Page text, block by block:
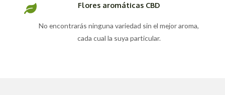
Flores aromáticas CBD
No encontrarás ninguna variedad sin el mejor aroma,
cada cual la suya particular.